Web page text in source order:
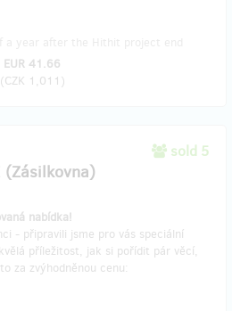
EUR 41.66
(CZK 1,011 )
sold 5
(Zásilkovna)
nabídka!
- připravili jsme pro vás speciální
příležitost, jak si pořídit pár věcí,
za zvýhodněnou cenu: